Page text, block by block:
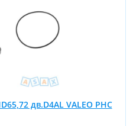
дв.D4AL VALEO PHC